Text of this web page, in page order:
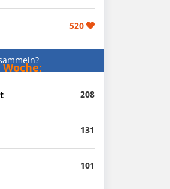
520
208
131
101